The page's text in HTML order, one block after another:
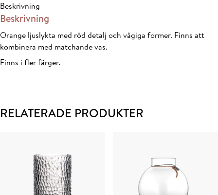
Beskrivning
Beskrivning
Orange ljuslykta med röd detalj och vågiga former. Finns att
kombinera med matchande vas.
Finns i fler färger.
RELATERADE PRODUKTER